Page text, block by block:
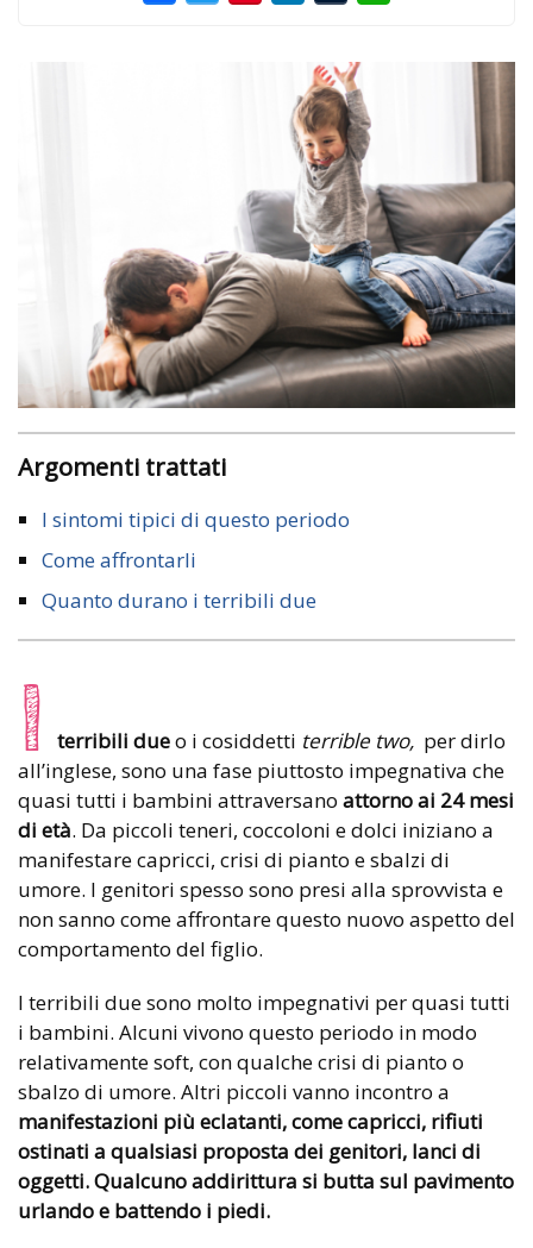
Argomenti trattati
I sintomi tipici di questo periodo
Come affrontarli
Quanto durano i terribili due
I terribili dueo i cosiddetti terrible two, per dirlo
all’inglese, sono una fase piuttosto impegnativa che
quasi tutti i bambini attraversano attorno ai 24 mesi
di età. Da piccoli teneri, coccoloni e dolci iniziano a
manifestare capricci, crisi di pianto e sbalzi di
umore. I genitori spesso sono presi alla sprovvista e
non sanno come affrontare questo nuovo aspetto del
comportamento del figlio.
I terribili due sono molto impegnativi per quasi tutti
i bambini. Alcuni vivono questo periodo in modo
relativamente soft, con qualche crisi di pianto o
sbalzo di umore. Altri piccoli vanno incontro a
manifestazioni più eclatanti, come capricci, rifiuti
ostinati a qualsiasi proposta dei genitori, lanci di
oggetti.Qualcuno addirittura si butta sul pavimento
urlando e battendo i piedi.